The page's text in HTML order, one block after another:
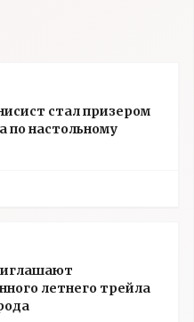
стал призером
по настольному
летнего трейла